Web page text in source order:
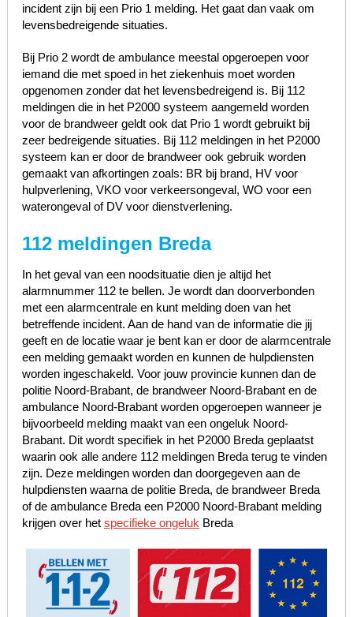
incident zijn bij een Prio 1 melding. Het gaat dan vaak om
levensbedreigende situaties.
Bij Prio 2 wordt de ambulance meestal opgeroepen voor
iemand die met spoed in het ziekenhuis moet worden
opgenomen zonder dat het levensbedreigend is. Bij 112
meldingen die in het P2000 systeem aangemeld worden
voor de brandweer geldt ook dat Prio 1 wordt gebruikt bij
zeer bedreigende situaties. Bij 112 meldingen in het P2000
systeem kan er door de brandweer ook gebruik worden
gemaakt van afkortingen zoals: BR bij brand, HV voor
hulpverlening, VKO voor verkeersongeval, WO voor een
waterongeval of DV voor dienstverlening.
112 meldingen Breda
In het geval van een noodsituatie dien je altijd het
alarmnummer 112 te bellen. Je wordt dan doorverbonden
met een alarmcentrale en kunt melding doen van het
betreffende incident. Aan de hand van de informatie die jij
geeft en de locatie waar je bent kan er door de alarmcentrale
een melding gemaakt worden en kunnen de hulpdiensten
worden ingeschakeld. Voor jouw provincie kunnen dan de
politie Noord-Brabant, de brandweer Noord-Brabant en de
ambulance Noord-Brabant worden opgeroepen wanneer je
bijvoorbeeld melding maakt van een ongeluk Noord-
Brabant. Dit wordt specifiek in het P2000 Breda geplaatst
waarin ook alle andere 112 meldingen Breda terug te vinden
zijn. Deze meldingen worden dan doorgegeven aan de
hulpdiensten waarna de politie Breda, de brandweer Breda
of de ambulance Breda een P2000 Noord-Brabant melding
krijgen over het specifieke ongeluk Breda